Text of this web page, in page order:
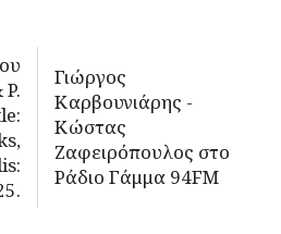
Γιώργος
Καρβουνιάρης -
Κώστας
Ζαφειρόπουλος στο
Ράδιο Γάμμα 94FM